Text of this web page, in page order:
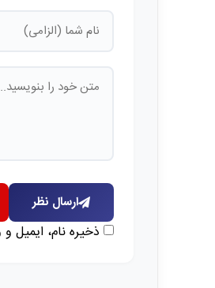
ارسال نظر
ذخیره نام، ایمیل